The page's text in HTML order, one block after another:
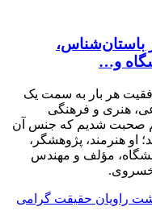
باستان‌شناس،
و…
هر بار به سمت یک
هنری و فرهنگی
هم صحبت شدیم که جنس آن
او هنرمند، پژوهشگر،
مؤلف و مهندس
خسروی.